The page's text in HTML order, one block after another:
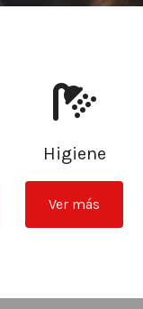
Higiene
Ver más